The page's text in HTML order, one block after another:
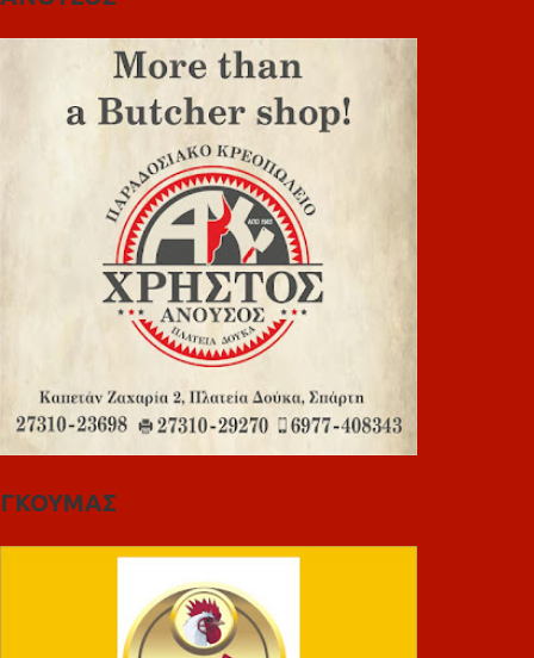
ΓΚΟΥΜΑΣ